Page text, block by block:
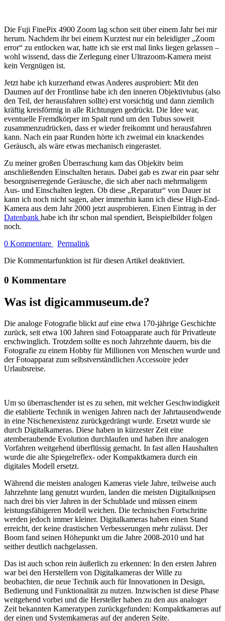
Die Fuji FinePix 4900 Zoom lag schon seit über einem Jahr bei mir
herum. Nachdem ihr bei einem Kurztest nur ein beleidigter „Zoom
error“ zu entlocken war, hatte ich sie erst mal links liegen gelassen –
wohl wissend, dass die Zerlegung einer Ultrazoom-Kamera meist
kein Vergnügen ist.
Jetzt habe ich kurzerhand etwas Anderes ausprobiert: Mit den
Daumen auf der Frontlinse habe ich den inneren Objektivtubus (also
den Teil, der herausfahren sollte) erst vorsichtig und dann ziemlich
kräftig kreisförmig in alle Richtungen gedrückt. Die Idee war,
eventuelle Fremdkörper im Spalt rund um den Tubus soweit
zusammenzudrücken, dass er wieder freikommt und herausfahren
kann. Nach ein paar Runden hörte ich zweimal ein knackendes
Geräusch, als wäre etwas mechanisch eingerastet.
Zu meiner großen Überraschung kam das Objekitv beim
anschließenden Einschalten heraus. Dabei gab es zwar ein paar sehr
besorgniserregende Geräusche, die sich aber nach mehrmaligem
Aus- und Einschalten legten. Ob diese „Reparatur“ von Dauer ist
kann ich noch nicht sagen, aber immerhin kann ich diese High-End-
Kamera aus dem Jahr 2000 jetzt ausprobieren. Einen Eintrag in der
Datenbank habe ich ihr schon mal spendiert, Beispielbilder folgen
noch.
0 Kommentare
Permalink
Die Kommentarfunktion ist für diesen Artikel deaktiviert.
0 Kommentare
Was ist digicammuseum.de?
Die analoge Fotografie blickt auf eine etwa 170-jährige Geschichte
zurück, seit etwa 100 Jahren sind Fotoapparate auch für Privatleute
erschwinglich. Trotzdem sollte es noch Jahrzehnte dauern, bis die
Fotografie zu einem Hobby für Millionen von Menschen wurde und
der Fotoapparat zum selbstverständlichen Accessoire jeder
Urlaubsreise.
Um so überraschender ist es zu sehen, mit welcher Geschwindigkeit
die etablierte Technik in wenigen Jahren nach der Jahrtausendwende
in eine Nischenexistenz zurückgedrängt wurde. Ersetzt wurde sie
durch Digitalkameras. Diese haben in kürzester Zeit eine
atemberaubende Evolution durchlaufen und haben ihre analogen
Vorfahren weitgehend überflüssig gemacht. In fast allen Haushalten
wurde die alte Spiegelreflex- oder Kompaktkamera durch ein
digitales Modell ersetzt.
Während die meisten analogen Kameras viele Jahre, teilweise auch
Jahrzehnte lang genutzt wurden, landen die meisten Digitalknipsen
nach drei bis vier Jahren in der Schublade und müssen einem
leistungsfähigeren Modell weichen. Die technischen Fortschritte
werden jedoch immer kleiner. Digitalkameras haben einen Stand
erreicht, der keine drastischen Verbesserungen mehr zulässt. Der
Boom fand seinen Höhepunkt um die Jahre 2008-2010 und hat
seither deutlich nachgelassen.
Das ist auch schon rein äußerlich zu erkennen: In den ersten Jahren
war bei den Herstellern von Digitalkameras der Wille zu
beobachten, die neue Technik auch für Innovationen in Design,
Bedienung und Funktionalität zu nutzen. Inzwischen ist diese Phase
weitgehend vorbei und die Hersteller haben zu den aus analoger
Zeit bekannten Kameratypen zurückgefunden: Kompaktkameras auf
der einen und Systemkameras auf der anderen Seite.